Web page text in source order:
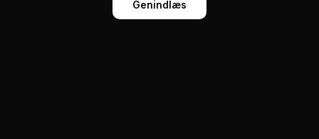
Genindlæs